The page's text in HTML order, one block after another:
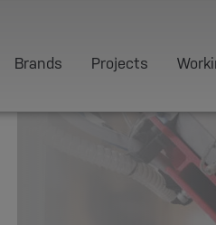
Brands Projects